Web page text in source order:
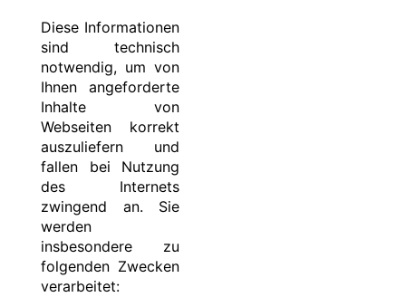
Diese Informationen
sind technisch
notwendig, um von
Ihnen angeforderte
Inhalte von
Webseiten korrekt
auszuliefern und
fallen bei Nutzung
des Internets
zwingend an. Sie
werden
insbesondere zu
folgenden Zwecken
verarbeitet: